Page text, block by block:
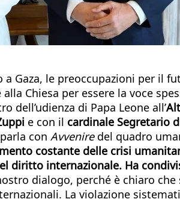
Gaza, le preoccupazioni per
Chiesa per essere la voce
dell’udienza di Papa Leone all’
e con il cardinale Segretario
con Avveniredel quadro
costante delle crisi
internazionale. Ha
dialogo, perché è chiaro
La violazione